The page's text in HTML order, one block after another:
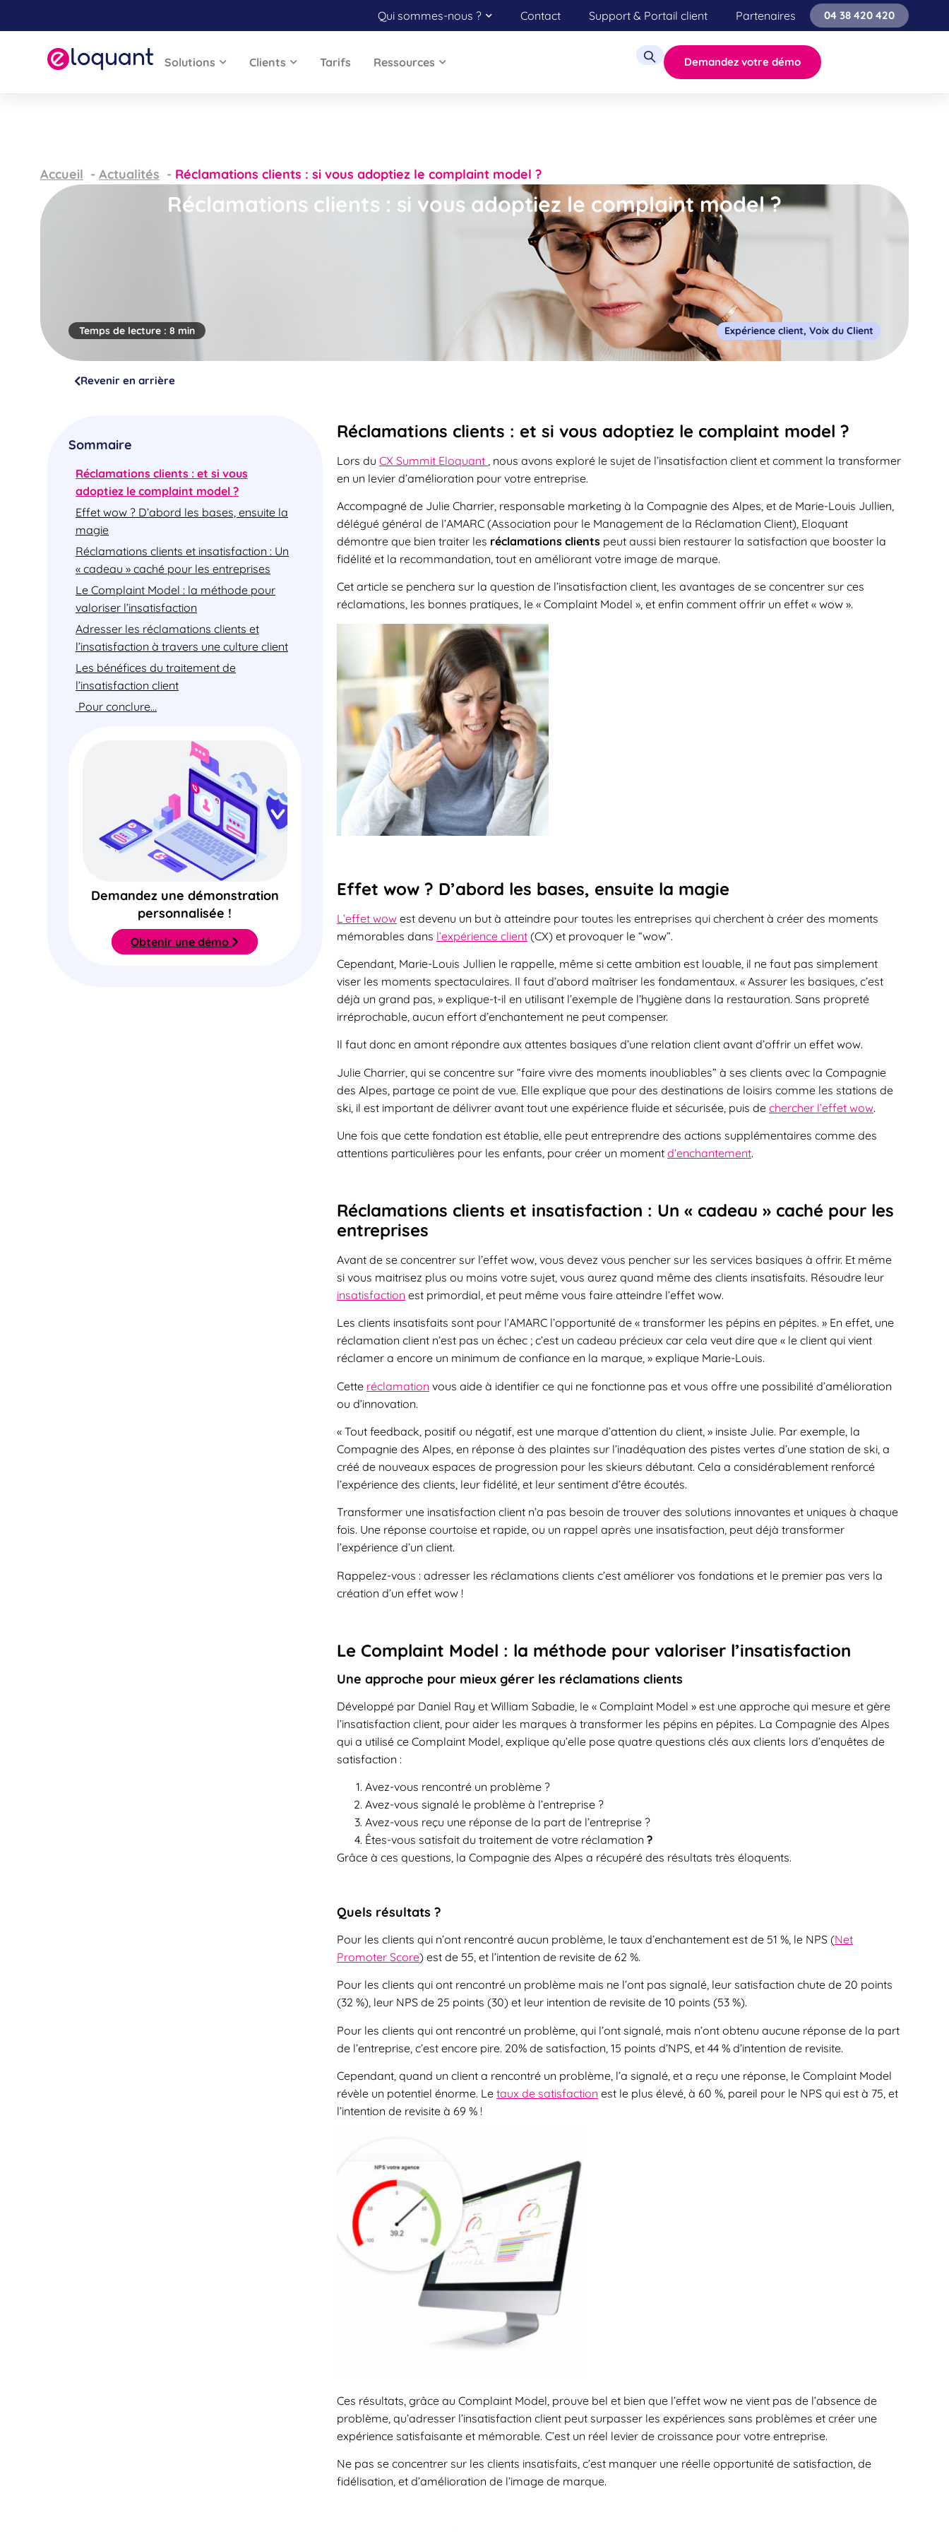
Qui sommes-nous ? Contact Support & Portail client Partenaires 04 38 420 420
Solutions Clients Tarifs Ressources Demandez votre démo
Accueil Actualités Réclamations clients : si vous adoptiez le complaint model ?
Réclamations clients : si vous adoptiez le complaint model ?
Temps de lecture : 8 min Expérience client, Voix du Client
Revenir en arrière
Sommaire
Réclamations clients : et si vous
adoptiez le complaint model ?
Effet wow ? D’abord les bases, ensuite la
magie
Réclamations clients et insatisfaction : Un
« cadeau » caché pour les entreprises
Le Complaint Model : la méthode pour
valoriser l’insatisfaction
Adresser les réclamations clients et
l’insatisfaction à travers une culture client
Les bénéfices du traitement de
l’insatisfaction client
Pour conclure…
Demandez une démonstration
personnalisée !
Obtenir une démo
Réclamations clients : et si vous adoptiez le complaint model ?
Lors du CX Summit Eloquant , nous avons exploré le sujet de l’insatisfaction client et comment la transformer
en un levier d’amélioration pour votre entreprise.
Accompagné de Julie Charrier, responsable marketing à la Compagnie des Alpes, et de Marie-Louis Jullien,
délégué général de l’AMARC (Association pour le Management de la Réclamation Client), Eloquant
démontre que bien traiter les réclamations clientspeut aussi bien restaurer la satisfaction que booster la
fidélité et la recommandation, tout en améliorant votre image de marque.
Cet article se penchera sur la question de l’insatisfaction client, les avantages de se concentrer sur ces
réclamations, les bonnes pratiques, le « Complaint Model », et enfin comment offrir un effet « wow ».
Effet wow ? D’abord les bases, ensuite la magie
L’effet wowest devenu un but à atteindre pour toutes les entreprises qui cherchent à créer des moments
mémorables dans l’expérience client(CX) et provoquer le “wow”.
Cependant, Marie-Louis Jullien le rappelle, même si cette ambition est louable, il ne faut pas simplement
viser les moments spectaculaires. Il faut d’abord maîtriser les fondamentaux. « Assurer les basiques, c’est
déjà un grand pas, » explique-t-il en utilisant l’exemple de l’hygiène dans la restauration. Sans propreté
irréprochable, aucun effort d’enchantement ne peut compenser.
Il faut donc en amont répondre aux attentes basiques d’une relation client avant d’offrir un effet wow.
Julie Charrier, qui se concentre sur “faire vivre des moments inoubliables” à ses clients avec la Compagnie
des Alpes, partage ce point de vue. Elle explique que pour des destinations de loisirs comme les stations de
ski, il est important de délivrer avant tout une expérience fluide et sécurisée, puis de chercher l’effet wow.
Une fois que cette fondation est établie, elle peut entreprendre des actions supplémentaires comme des
attentions particulières pour les enfants, pour créer un moment d’enchantement.
Réclamations clients et insatisfaction : Un « cadeau » caché pour les
entreprises
Avant de se concentrer sur l’effet wow, vous devez vous pencher sur les services basiques à offrir. Et même
si vous maitrisez plus ou moins votre sujet, vous aurez quand même des clients insatisfaits. Résoudre leur
insatisfaction est primordial, et peut même vous faire atteindre l’effet wow.
Les clients insatisfaits sont pour l’AMARC l’opportunité de « transformer les pépins en pépites. » En effet, une
réclamation client n’est pas un échec ; c’est un cadeau précieux car cela veut dire que « le client qui vient
réclamer a encore un minimum de confiance en la marque, » explique Marie-Louis.
Cette réclamation vous aide à identifier ce qui ne fonctionne pas et vous offre une possibilité d’amélioration
ou d’innovation.
« Tout feedback, positif ou négatif, est une marque d’attention du client, » insiste Julie. Par exemple, la
Compagnie des Alpes, en réponse à des plaintes sur l’inadéquation des pistes vertes d’une station de ski, a
créé de nouveaux espaces de progression pour les skieurs débutant. Cela a considérablement renforcé
l’expérience des clients, leur fidélité, et leur sentiment d’être écoutés.
Transformer une insatisfaction client n’a pas besoin de trouver des solutions innovantes et uniques à chaque
fois. Une réponse courtoise et rapide, ou un rappel après une insatisfaction, peut déjà transformer
l’expérience d’un client.
Rappelez-vous : adresser les réclamations clients c’est améliorer vos fondations et le premier pas vers la
création d’un effet wow !
Le Complaint Model : la méthode pour valoriser l’insatisfaction
Une approche pour mieux gérer les réclamations clients
Développé par Daniel Ray et William Sabadie, le « Complaint Model » est une approche qui mesure et gère
l’insatisfaction client, pour aider les marques à transformer les pépins en pépites. La Compagnie des Alpes
qui a utilisé ce Complaint Model, explique qu’elle pose quatre questions clés aux clients lors d’enquêtes de
satisfaction :
Avez-vous rencontré un problème ?
Avez-vous signalé le problème à l’entreprise ?
Avez-vous reçu une réponse de la part de l’entreprise ?
Êtes-vous satisfait du traitement de votre réclamation ?
Grâce à ces questions, la Compagnie des Alpes a récupéré des résultats très éloquents.
Quels résultats ?
Pour les clients qui n’ont rencontré aucun problème, le taux d’enchantement est de 51 %, le NPS (Net
Promoter Score) est de 55, et l’intention de revisite de 62 %.
Pour les clients qui ont rencontré un problème mais ne l’ont pas signalé, leur satisfaction chute de 20 points
(32 %), leur NPS de 25 points (30) et leur intention de revisite de 10 points (53 %).
Pour les clients qui ont rencontré un problème, qui l’ont signalé, mais n’ont obtenu aucune réponse de la part
de l’entreprise, c’est encore pire. 20% de satisfaction, 15 points d’NPS, et 44 % d’intention de revisite.
Cependant, quand un client a rencontré un problème, l’a signalé, et a reçu une réponse, le Complaint Model
révèle un potentiel énorme. Le taux de satisfaction est le plus élevé, à 60 %, pareil pour le NPS qui est à 75, et
l’intention de revisite à 69 % !
Ces résultats, grâce au Complaint Model, prouve bel et bien que l’effet wow ne vient pas de l’absence de
problème, qu’adresser l’insatisfaction client peut surpasser les expériences sans problèmes et créer une
expérience satisfaisante et mémorable. C’est un réel levier de croissance pour votre entreprise.
Ne pas se concentrer sur les clients insatisfaits, c’est manquer une réelle opportunité de satisfaction, de
fidélisation, et d’amélioration de l’image de marque.